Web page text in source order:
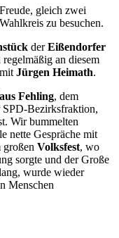
gleich zwei
zu besuchen.
derEißendorfer
an diesem
Jürgen Heimath.
Fehling, dem
SPD-Bezirksfraktion,
Wir bummelten
nette Gespräche mit
großen Volksfest, wo
sorgte und der Große
wurde wieder
Menschen